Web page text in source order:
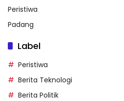
Peristiwa
Padang
Label
Peristiwa
Berita Teknologi
Berita Politik